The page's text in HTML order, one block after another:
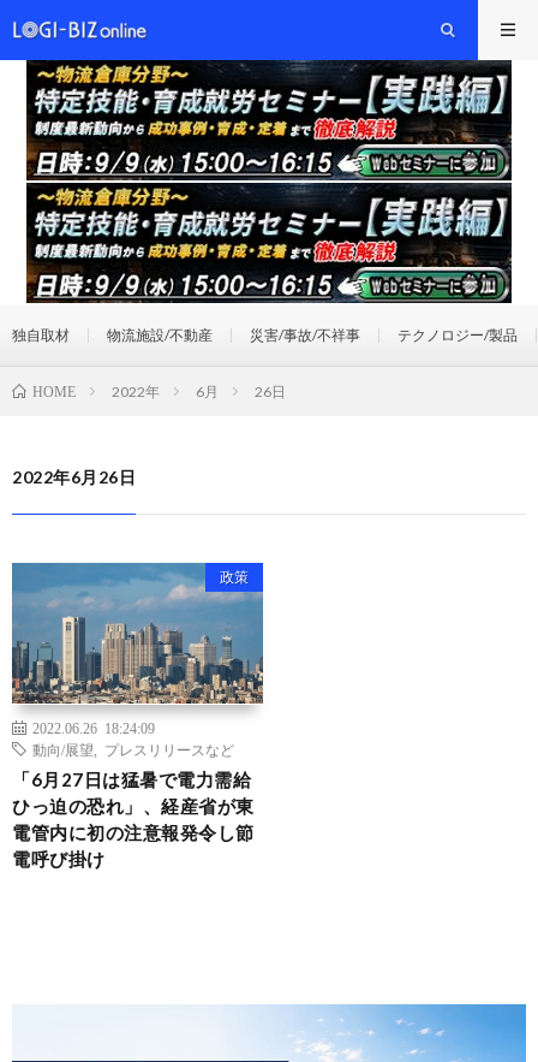
独自取材 物流施設/不動産 災害/事故/不祥事 テクノロジー/製品
HOME 2022年 6月 26日
2022年6月26日
政策
2022.06.26 18:24:09
動向/展望
プレスリリースなど
「6月27日は猛暑で電力需給
ひっ迫の恐れ」、経産省が東
電管内に初の注意報発令し節
電呼び掛け